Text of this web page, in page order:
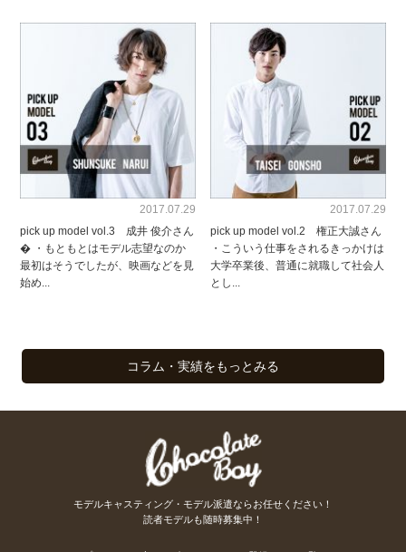
2017.07.29
pick up model vol.3 成井 俊介さん
� ・もともとはモデル志望なのか
最初はそうでしたが、映画などを見
始め...
2017.07.29
pick up model vol.2 権正大誠さん
・こういう仕事をされるきっかけは
大学卒業後、普通に就職して社会人
とし...
コラム・実績をもっとみる
モデルキャスティング・モデル派遣ならお任せください！
読者モデルも随時募集中！